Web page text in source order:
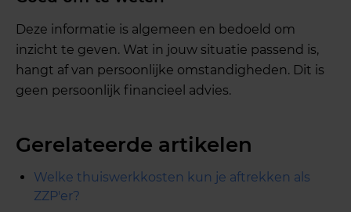
Deze informatie is algemeen en bedoeld om
inzicht te geven. Wat in jouw situatie passend is,
hangt af van persoonlijke omstandigheden. Dit is
geen persoonlijk financieel advies.
Gerelateerde artikelen
Welke thuiswerkkosten kun je aftrekken als
ZZP'er?